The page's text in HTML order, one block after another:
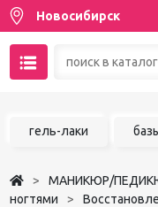
Новосибирск
Чат в MAX
гель-лаки
МАНИКЮР/
ногтями